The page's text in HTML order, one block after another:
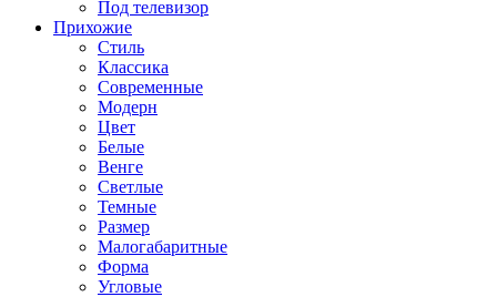
Под телевизор
Прихожие
Стиль
Классика
Современные
Модерн
Цвет
Белые
Венге
Светлые
Темные
Размер
Малогабаритные
Форма
Угловые